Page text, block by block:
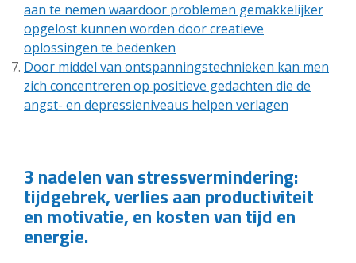
aan te nemen waardoor problemen gemakkelijker
opgelost kunnen worden door creatieve
oplossingen te bedenken
Door middel van ontspanningstechnieken kan men
zich concentreren op positieve gedachten die de
angst- en depressieniveaus helpen verlagen
3 nadelen van stressvermindering:
tijdgebrek, verlies aan productiviteit
en motivatie, en kosten van tijd en
energie.